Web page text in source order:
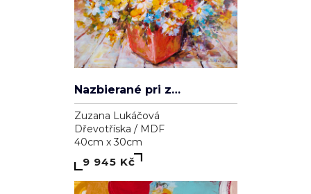
Nazbierané pri západe slnka
Zuzana Lukáčová
Dřevotříska / MDF
40cm x 30cm
9 945 Kč